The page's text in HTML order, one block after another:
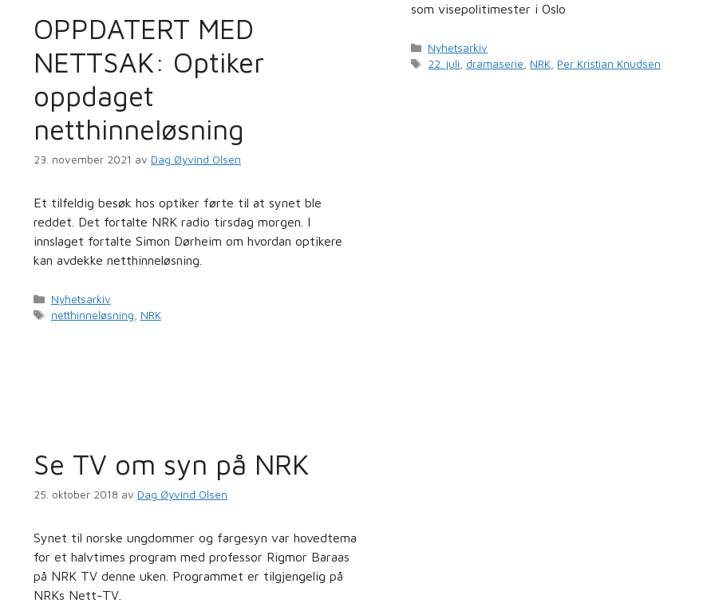
OPPDATERT MED
NETTSAK: Optiker
oppdaget
netthinneløsning
23. november 2021 av Dag Øyvind Olsen
Et tilfeldig besøk hos optiker førte til at synet ble
reddet. Det fortalte NRK radio tirsdag morgen. I
innslaget fortalte Simon Dørheim om hvordan optikere
kan avdekke netthinneløsning.
Kategorier
Nyhetsarkiv
Stikkord
netthinneløsning NRK
som visepolitimester i Oslo
Kategorier
Nyhetsarkiv
Stikkord
22. juli dramaserie NRK Per Kristian Knudsen
Se TV om syn på NRK
25. oktober 2018 av Dag Øyvind Olsen
Synet til norske ungdommer og fargesyn var hovedtema
for et halvtimes program med professor Rigmor Baraas
på NRK TV denne uken. Programmet er tilgjengelig på
NRKs Nett-TV.